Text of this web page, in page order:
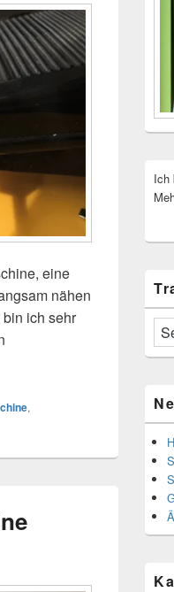
eine
nähen
ich sehr
,
Ich